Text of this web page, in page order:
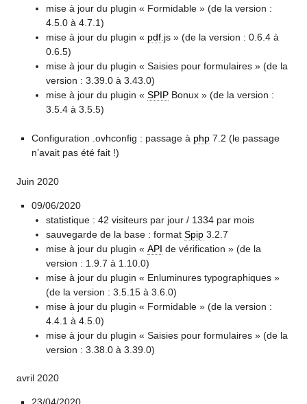
mise à jour du plugin « Formidable » (de la version :
4.5.0 à 4.7.1)
mise à jour du plugin « pdf .js » (de la version : 0.6.4 à
0.6.5)
mise à jour du plugin « Saisies pour formulaires » (de la
version : 3.39.0 à 3.43.0)
mise à jour du plugin «SPIP Bonux » (de la version :
3.5.4 à 3.5.5)
Configuration .ovhconfig : passage à php7.2 (le passage
n’avait pas été fait !)
Juin 2020
09/06/2020
statistique : 42 visiteurs par jour / 1334 par mois
sauvegarde de la base : formatSpip 3.2.7
mise à jour du plugin «API de vérification » (de la
version : 1.9.7 à 1.10.0)
mise à jour du plugin « Enluminures typographiques »
(de la version : 3.5.15 à 3.6.0)
mise à jour du plugin « Formidable » (de la version :
4.4.1 à 4.5.0)
mise à jour du plugin « Saisies pour formulaires » (de la
version : 3.38.0 à 3.39.0)
avril 2020